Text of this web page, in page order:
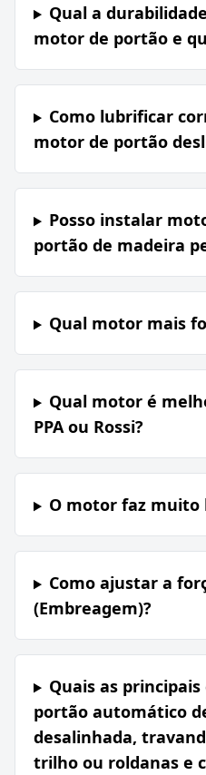
Qual a
motor de portão e
Como lubrificar
motor de portão
Posso instalar
portão de madeira
Qual motor mais
Qual motor é
PPA ou Rossi?
O motor faz muito
Como ajustar a
(Embreagem)?
Quais as
portão automático
desalinhada,
trilho ou roldanas e